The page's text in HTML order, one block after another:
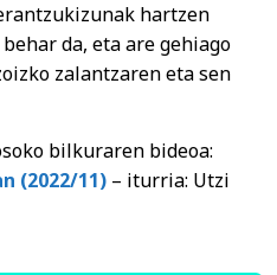
hartzen
da, eta are gehiago
zalantzaren eta sen
bilkuraren bideoa:
(2022/11) – iturria: Utzi